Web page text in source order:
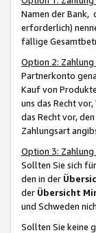
Namen der Bank,
erforderlich)
fällige
Option 2: Zahlung
Partnerkonto
Kauf von
uns das Recht
das Recht vor,
Zahlungsart
Option 3: Zahlung
Sollten Sie sich
den in der
der Übersicht
und Schweden
Sollten Sie keine